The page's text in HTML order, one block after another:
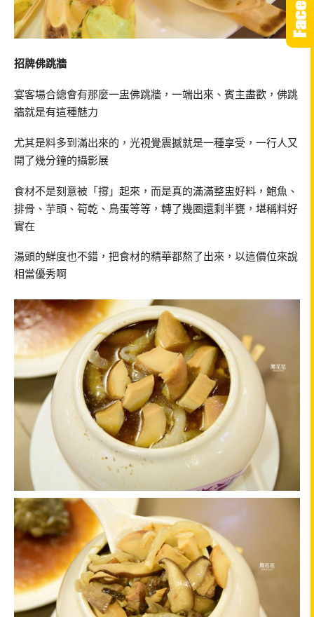
招牌佛跳牆
宴客場合總會有那麼一盅佛跳牆，一端出來、賓主盡歡，佛跳
牆就是有這種魅力
尤其是料多到滿出來的，光視覺震撼就是一種享受，一行人又
開了幾分鐘的攝影展
食材不是刻意被「撐」起來，而是真的滿滿整盅好料，鮑魚、
排骨、芋頭、筍乾、鳥蛋等等，轉了幾圈還剩半甕，堪稱料好
實在
湯頭的鮮度也不錯，把食材的精華都熬了出來，以這價位來說
相當優秀啊